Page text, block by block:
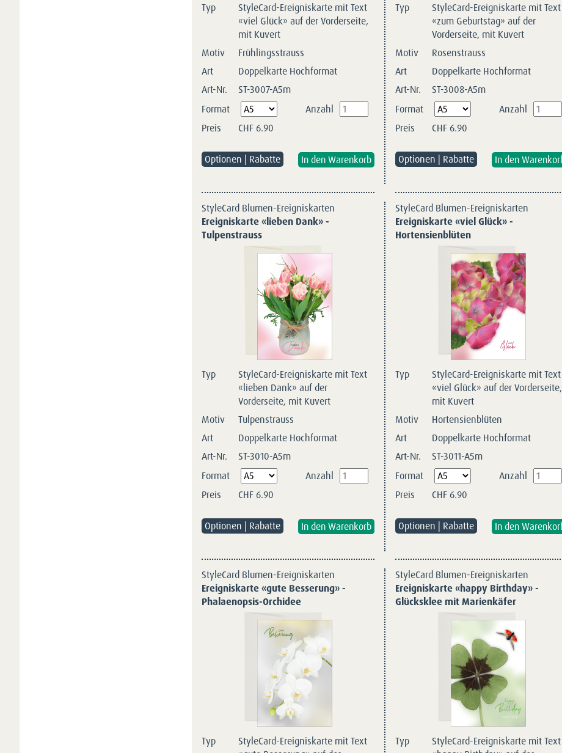
Typ
StyleCard-Ereigniskarte mit Text
«viel Glück» auf der Vorderseite,
mit Kuvert
Motiv
Frühlingsstrauss
Art
Doppelkarte Hochformat
Art-Nr.
ST-3007-A5m
Pflichtfeld
Format
Anzahl
Preis
CHF6.90
Optionen | Rabatte
Typ
StyleCard-Ereigniskarte mit Text
«zum Geburtstag» auf der
Vorderseite, mit Kuvert
Motiv
Rosenstrauss
Art
Doppelkarte Hochformat
Art-Nr.
ST-3008-A5m
Pflichtfeld
Format
Anzahl
Preis
CHF6.90
Optionen | Rabatte
StyleCard Blumen-Ereigniskarten
Ereigniskarte «lieben Dank» -
Tulpenstrauss
Typ
StyleCard-Ereigniskarte mit Text
«lieben Dank» auf der
Vorderseite, mit Kuvert
Motiv
Tulpenstrauss
Art
Doppelkarte Hochformat
Art-Nr.
ST-3010-A5m
Pflichtfeld
Format
Anzahl
Preis
CHF6.90
Optionen | Rabatte
StyleCard Blumen-Ereigniskarten
Ereigniskarte «viel Glück» -
Hortensienblüten
Typ
StyleCard-Ereigniskarte mit Text
«viel Glück» auf der Vorderseite,
mit Kuvert
Motiv
Hortensienblüten
Art
Doppelkarte Hochformat
Art-Nr.
ST-3011-A5m
Pflichtfeld
Format
Anzahl
Preis
CHF6.90
Optionen | Rabatte
StyleCard Blumen-Ereigniskarten
Ereigniskarte «gute Besserung» -
Phalaenopsis-Orchidee
Typ
StyleCard-Ereigniskarte mit Text
StyleCard Blumen-Ereigniskarten
Ereigniskarte «happy Birthday» -
Glücksklee mit Marienkäfer
Typ
StyleCard-Ereigniskarte mit Text